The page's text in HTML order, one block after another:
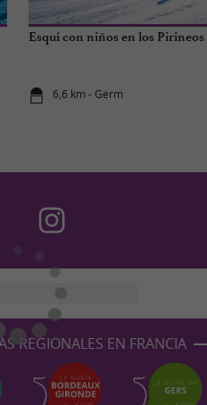
Esquí con niños en los Pirineos
6,6 km - Germ
REGIONALES EN FRANCIA